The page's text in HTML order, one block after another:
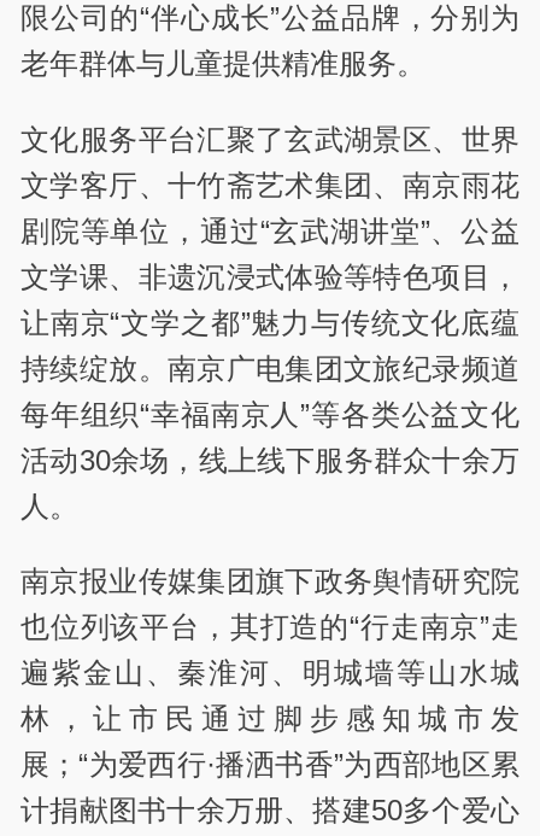
限公司的“伴心成长”公益品牌，分别为
老年群体与儿童提供精准服务。
文化服务平台汇聚了玄武湖景区、世界
文学客厅、十竹斋艺术集团、南京雨花
剧院等单位，通过“玄武湖讲堂”、公益
文学课、非遗沉浸式体验等特色项目，
让南京“文学之都”魅力与传统文化底蕴
持续绽放。南京广电集团文旅纪录频道
每年组织“幸福南京人”等各类公益文化
活动30余场，线上线下服务群众十余万
人。
南京报业传媒集团旗下政务舆情研究院
也位列该平台，其打造的“行走南京”走
遍紫金山、秦淮河、明城墙等山水城
林，让市民通过脚步感知城市发
展；“为爱西行·播洒书香”为西部地区累
计捐献图书十余万册、搭建50多个爱心